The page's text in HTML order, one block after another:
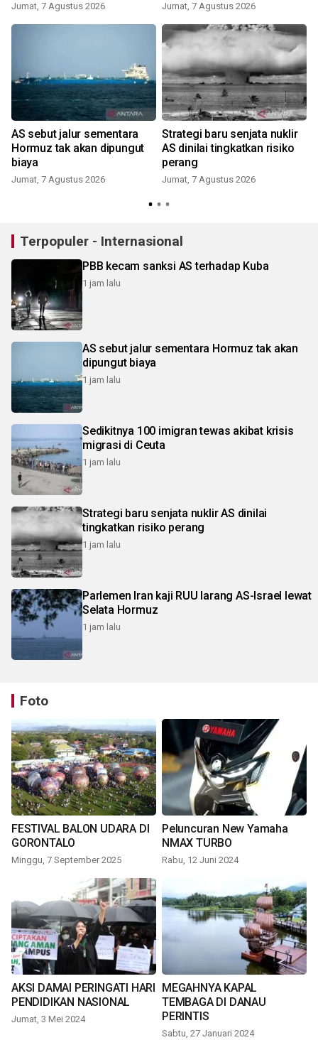
Jumat, 7 Agustus 2026 Jumat, 7 Agustus 2026
AS sebut jalur sementara
Hormuz tak akan dipungut
biaya
Jumat, 7 Agustus 2026
Strategi baru senjata nuklir
AS dinilai tingkatkan risiko
perang
Jumat, 7 Agustus 2026
Terpopuler - Internasional
PBB kecam sanksi AS terhadap Kuba
1 jam lalu
AS sebut jalur sementara Hormuz tak akan
dipungut biaya
1 jam lalu
Sedikitnya 100 imigran tewas akibat krisis
migrasi di Ceuta
1 jam lalu
Strategi baru senjata nuklir AS dinilai
tingkatkan risiko perang
1 jam lalu
Parlemen Iran kaji RUU larang AS-Israel lewat
Selata Hormuz
1 jam lalu
Foto
FESTIVAL BALON UDARA DI
GORONTALO
Minggu, 7 September 2025
Peluncuran New Yamaha
NMAX TURBO
Rabu, 12 Juni 2024
AKSI DAMAI PERINGATI HARI
PENDIDIKAN NASIONAL
Jumat, 3 Mei 2024
MEGAHNYA KAPAL
TEMBAGA DI DANAU
PERINTIS
Sabtu, 27 Januari 2024